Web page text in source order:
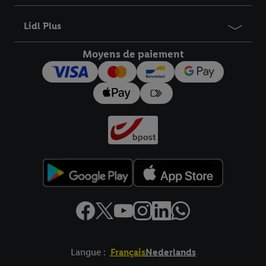
Lidl Plus
Moyens de paiement
Langue : FrançaisNederlands
informations sur la durée de conservation des données et votre
droit de révoquer votre consentement à tout moment avec effet
déclaration relative à la protection des
Vous trouverez les impressions ici.